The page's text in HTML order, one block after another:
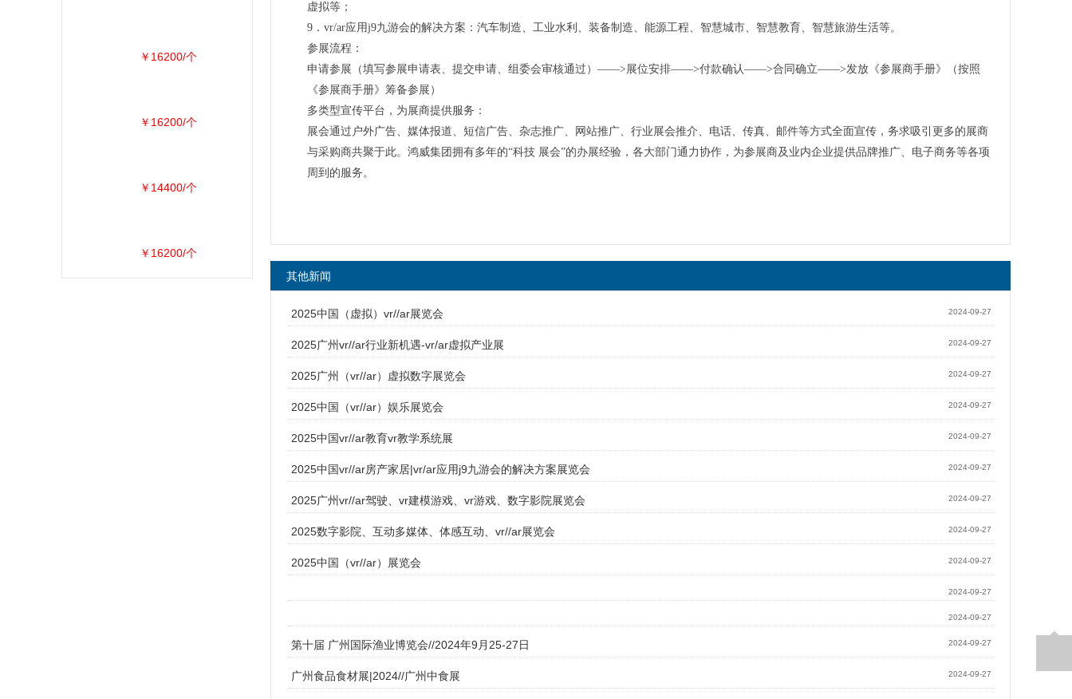
虚拟等；
9．vr/ar应用j9九游会的解决方案：汽车制造、工业水利、装备制造、能源工程、智慧城市、智慧教育、智慧旅游生活等。
参展流程：
申请参展（填写参展申请表、提交申请、组委会审核通过）——>展位安排——>付款确认——>合同确立——>发放《参展商手册》（按照
《参展商手册》筹备参展）
多类型宣传平台，为展商提供服务：
展会通过户外广告、媒体报道、短信广告、杂志推广、网站推广、行业展会推介、电话、传真、邮件等方式全面宣传，务求吸引更多的展商
与采购商共聚于此。鸿威集团拥有多年的“科技 展会”的办展经验，各大部门通力协作，为参展商及业内企业提供品牌推广、电子商务等各项
周到的服务。
其他新闻
2025中国（虚拟）vr//ar展览会 2024-09-27
2025广州vr//ar行业新机遇-vr/ar虚拟产业展 2024-09-27
2025广州（vr//ar）虚拟数字展览会 2024-09-27
2025中国（vr//ar）娱乐展览会 2024-09-27
2025中国vr//ar教育vr教学系统展 2024-09-27
2025中国vr//ar房产家居|vr/ar应用j9九游会的解决方案展览会 2024-09-27
2025广州vr//ar驾驶、vr建模游戏、vr游戏、数字影院展览会 2024-09-27
2025数字影院、互动多媒体、体感互动、vr//ar展览会 2024-09-27
2025中国（vr//ar）展览会 2024-09-27
2024-09-27
2024-09-27
第十届 广州国际渔业博览会//2024年9月25-27日 2024-09-27
广州食品食材展|2024//广州中食展 2024-09-27
￥16200/个
￥16200/个
￥14400/个
￥16200/个